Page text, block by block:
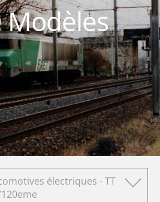
Modèles
électriques - TT